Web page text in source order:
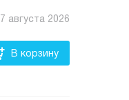
7 августа 2026
В корзину